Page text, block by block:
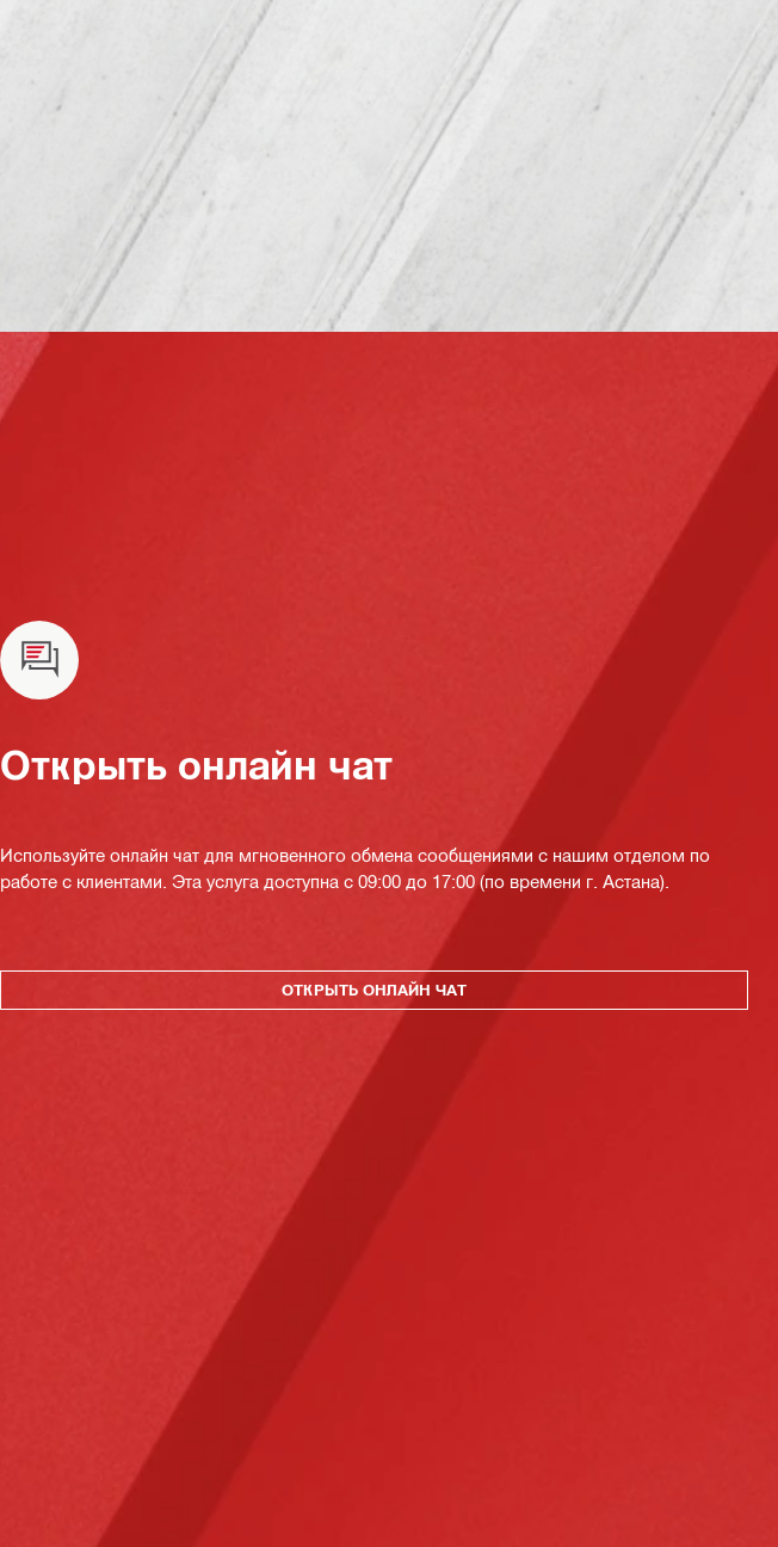
Открыть онлайн чат
Используйте онлайн чат для мгновенного обмена сообщениями с нашим отделом по
работе с клиентами. Эта услуга доступна с 09:00 до 17:00 (по времени г. Астана).
ОТКРЫТЬ ОНЛАЙН ЧАТ